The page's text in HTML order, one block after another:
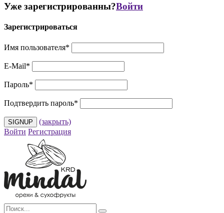
Уже зарегистрированны?Войти
Зарегистрироваться
Имя пользователя*
E-Mail*
Пароль*
Подтвердить пароль*
(закрыть)
Войти Регистрация